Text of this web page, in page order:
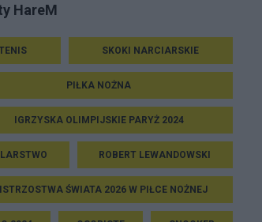
HareM
SKOKI NARCIARSKIE
PIŁKA NOŻNA
IGRZYSKA OLIMPIJSKIE PARYŻ 2024
ROBERT LEWANDOWSKI
ŚWIATA 2026 W PIŁCE NOŻNEJ